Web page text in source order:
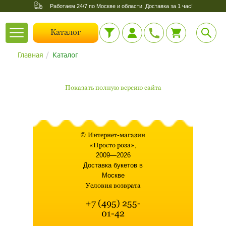
Работаем 24/7 по Москве и области. Доставка за 1 час!
Toggle
navigation
Каталог
Главная Каталог
Показать полную версию сайта
© Интернет-магазин
«Просто роза»,
2009—2026
Доставка букетов в
Москве
Условия возврата
+7 (495) 255-
01-42